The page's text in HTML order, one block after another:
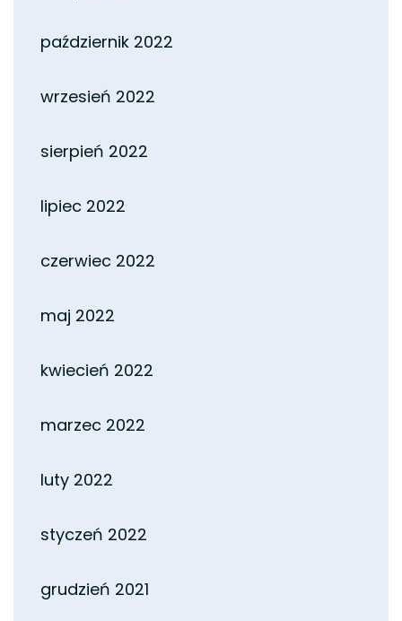
październik 2022
wrzesień 2022
sierpień 2022
lipiec 2022
czerwiec 2022
maj 2022
kwiecień 2022
marzec 2022
luty 2022
styczeń 2022
grudzień 2021